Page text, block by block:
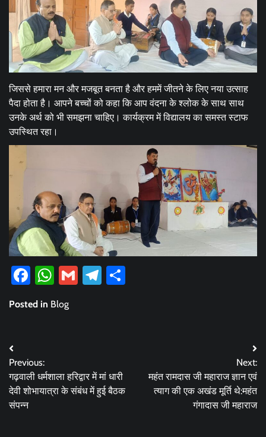
जिससे हमारा मन और मजबूत बनता है और हममें जीतने के लिए नया उत्साह
पैदा होता है। आपने बच्चों को कहा कि आप वंदना के श्लोक के साथ साथ
उनके अर्थ को भी समझना चाहिए। कार्यक्रम में विद्यालय का समस्त स्टाफ
उपस्थित रहा।
Facebook
WhatsApp
GmailTelegram
Posted in Blog
Post
navigation
Previous:
गढ़वाली धर्मशाला हरिद्वार में मां धारी
देवी शोभायात्रा के संबंध में हुई बैठक
संपन्न
Next:
महंत रामदास जी महाराज ज्ञान एवं
त्याग की एक अखंड मूर्ति थे:महंत
गंगादास जी महाराज